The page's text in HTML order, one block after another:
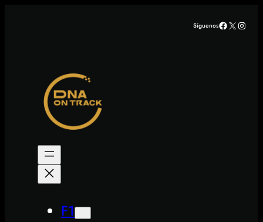
SíguenosFacebook
X
F1